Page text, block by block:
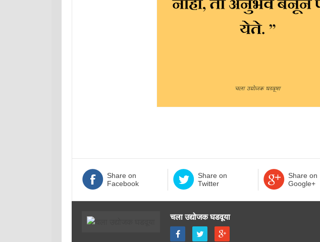
Share on
Facebook
Share on
Twitter
Share on
Google+
चला उद्योजक घडवूया